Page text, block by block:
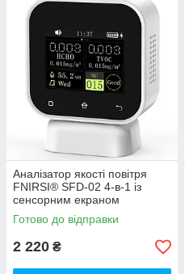
Аналізатор якості повітря
FNIRSI® SFD-02 4-в-1 із
сенсорним екраном
Готово до відправки
2 220 ₴